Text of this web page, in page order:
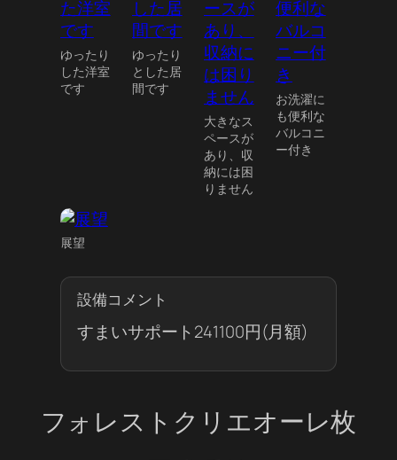
ゆったり
した洋室
です
ゆったり
とした居
間です
大きなス
ペースが
あり、収
納には困
りません
お洗濯に
も便利な
バルコニ
ー付き
展望
設備コメント
すまいサポート241100円(月額)
フォレストクリエオーレ枚